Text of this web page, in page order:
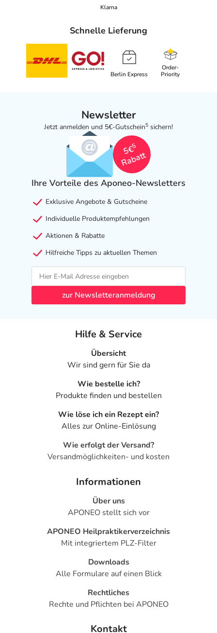
Klarna
Schnelle Lieferung
Berlin Express
Order-
Priority
Newsletter
Jetzt anmelden und 5€-Gutschein5 sichern!
5€
5
Rabatt
Ihre Vorteile des Aponeo-Newsletters
Exklusive Angebote & Gutscheine
Individuelle Produktempfehlungen
Aktionen & Rabatte
Hilfreiche Tipps zu aktuellen Themen
zur Newsletteranmeldung
Hilfe & Service
Übersicht
Wir sind gern für Sie da
Wie bestelle ich?
Produkte finden und bestellen
Wie löse ich ein Rezept ein?
Alles zur Online-Einlösung
Wie erfolgt der Versand?
Versandmöglichkeiten- und kosten
Informationen
Über uns
APONEO stellt sich vor
APONEO Heilpraktikerverzeichnis
Mit integriertem PLZ-Filter
Downloads
Alle Formulare auf einen Blick
Rechtliches
Rechte und Pflichten bei APONEO
Kontakt